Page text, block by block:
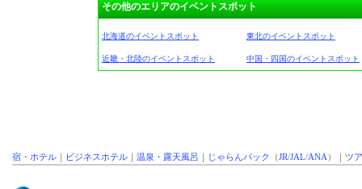
その他のエリアのイベントスポット
北海道のイベントスポット 東北のイベントスポット
近畿・北陸のイベントスポット 中国・四国のイベントスポット
宿・ホテル ビジネスホテル 温泉・露天風呂 じゃらんパック （JR/JAL/ANA ）｜ ツ